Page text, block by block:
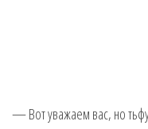
— Вот уважаем вас, но